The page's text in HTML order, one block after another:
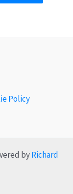
Policy
byRichard